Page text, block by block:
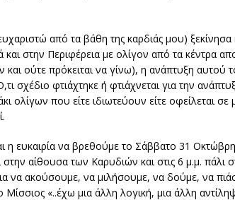
από τα βάθη της καρδιάς μου)
και στην Περιφέρεια με ολίγον από τα
ούτε πρόκειται να γίνω), η ανάπτυξη αυτού
σχέδιο φτιάχτηκε ή φτιάχνεται για την
ολίγων που είτε ιδιωτεύουν είτε οφείλεται
η ευκαιρία να βρεθούμε το Σάββατο 31
αίθουσα των Καρυδιών και στις 6 μ.μ.
να ακούσουμε, να μιλήσουμε, να δούμε, να
«..έχω μια άλλη λογική, μια άλλη